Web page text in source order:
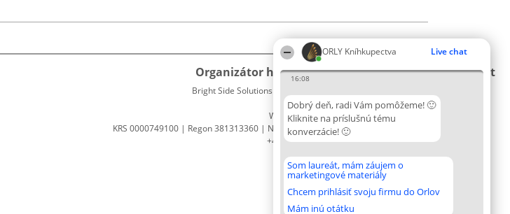
ORLY Kníhkupectva Live chat
16:08
Dobrý deň, radi Vám pomôžeme! 🙂
Kliknite na príslušnú tému
konverzácie! 🙂
Som laureát, mám záujem o
marketingové materiály
Chcem prihlásiť svoju firmu do Orlov
Mám inú otátku
Organizátor hodnotenia
Bright Side Solutions sp. z o. o. sp. k.
ul. Ruska 22
Wrocław 50-079
KRS 0000749100 | Regon 381313360 | NIP 8943132676
+48 508 492 400
Hodnotenie
Lista
wszystkich
Podmienky
podmienky
Zásady
ochrany
Kontakt